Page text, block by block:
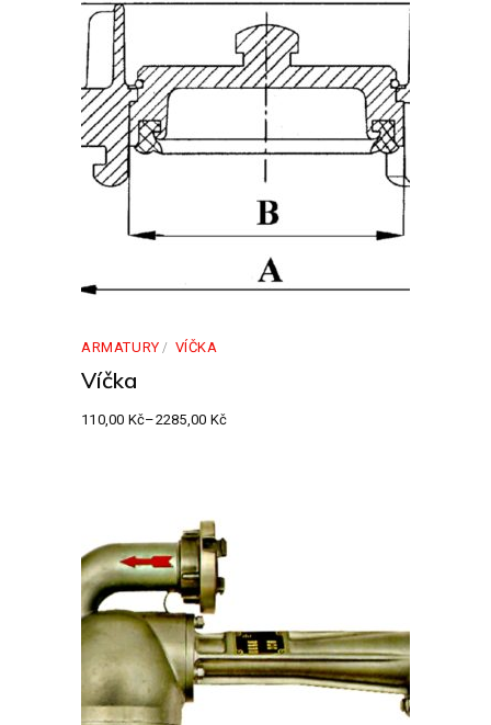
ARMATURY VÍČKA
Víčka
110,00 Kč–2285,00 Kč
Rozpětí